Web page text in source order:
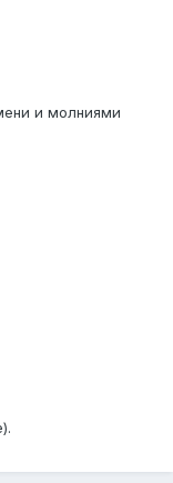
и молниями